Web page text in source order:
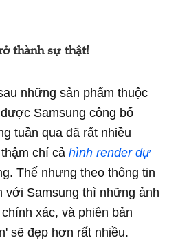
thành sự thật!
những sản phẩm thuộc
Samsung công bố
tuần qua đã rất nhiều
chí cả hình render dự
Thế nhưng theo thông tin
với Samsung thì những ảnh
xác, và phiên bản
sẽ đẹp hơn rất nhiều.